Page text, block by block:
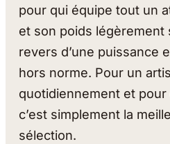
pour qui équipe tout un
et son poids légèrement
revers d’une puissance
hors norme. Pour un
quotidiennement et
c’est simplement la
sélection.